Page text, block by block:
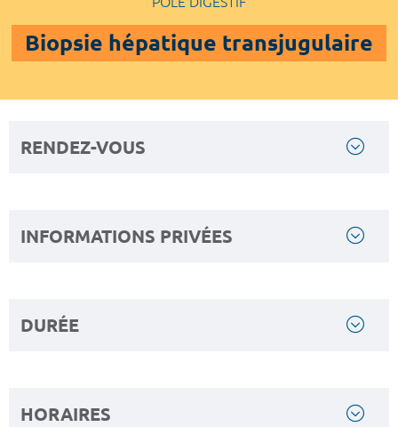
Biopsie hépatique transjugulaire
RENDEZ-VOUS
INFORMATIONS PRIVÉES
DURÉE
HORAIRES